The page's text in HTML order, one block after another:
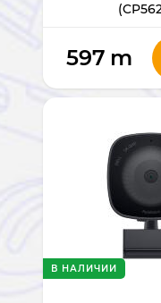
597 m
В НАЛИЧИИ